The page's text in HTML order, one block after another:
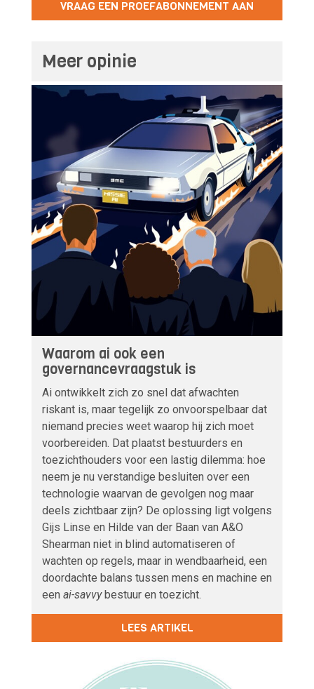
VRAAG EEN PROEFABONNEMENT AAN
Meer opinie
Waarom ai ook een
governancevraagstuk is
Ai ontwikkelt zich zo snel dat afwachten
riskant is, maar tegelijk zo onvoorspelbaar dat
niemand precies weet waarop hij zich moet
voorbereiden. Dat plaatst bestuurders en
toezichthouders voor een lastig dilemma: hoe
neem je nu verstandige besluiten over een
technologie waarvan de gevolgen nog maar
deels zichtbaar zijn? De oplossing ligt volgens
Gijs Linse en Hilde van der Baan van A&O
Shearman niet in blind automatiseren of
wachten op regels, maar in wendbaarheid, een
doordachte balans tussen mens en machine en
een ai-savvy bestuur en toezicht.
LEES ARTIKEL